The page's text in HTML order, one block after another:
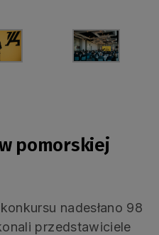
pomorskiej
nadesłano 98
przedstawiciele